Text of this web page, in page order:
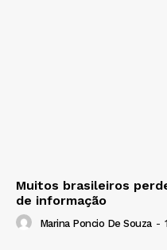
Muitos brasileiros
de informação
Marina Poncio De Souza -